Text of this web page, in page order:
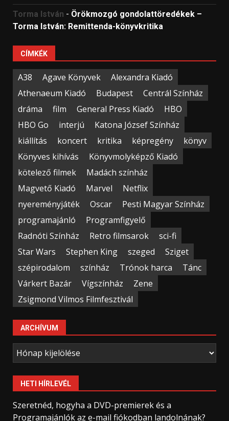
Torma István - Örökmozgó gondolattöredékek –
Torma István: Remittenda-könyvkritika
CÍMKÉK
A38 Agave Könyvek
Alexandra Kiadó
Athenaeum Kiadó
Budapest
Centrál Színház
dráma
film General Press Kiadó
HBO
HBO Go
interjú
Katona József Színház
kiállítás
koncert kritika képregény
könyv
Könyves kihívás
Könyvmolyképző Kiadó
kötelező filmek
Madách színház
Magvető Kiadó
Marvel
Netflix
nyereményjáték
Oscar
Pesti Magyar Színház
programajánló
Programfigyelő
Radnóti Színház
Retro filmsarok
sci-fi
Star Wars
Stephen King szeged
Sziget
szépirodalom
színház Trónok harca
Tánc
Várkert Bazár
Vígszínház
Zene
Zsigmond Vilmos Filmfesztivál
ARCHÍVUM
Archívum
HETI HÍRLEVÉL
Szeretnéd, hogyha a DVD-premierek és a
Programajánlók az e-mail fiókodban landolnának?